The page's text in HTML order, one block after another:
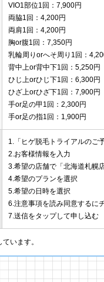
VIO1部位1回：7,900円
両脇1回：4,200円
両肩1回：4,200円
胸or腹1回：7,350円
乳輪周りorへそ周り1回：
背中上or背中下1回：5,250円
ひじ上orひじ下1回：6,300円
ひざ上orひざ下1回：7,900円
手or足の甲1回：2,300円
手or足の指1回：1,900円
1.「ヒゲ脱毛トライアルのご
2.お客様情報を入力
3.希望の店舗で「北海道札幌
4.希望のプランを選択
5.希望の日時を選択
6.注意事項を読み同意するに
7.送信をタップして申し込む
います。